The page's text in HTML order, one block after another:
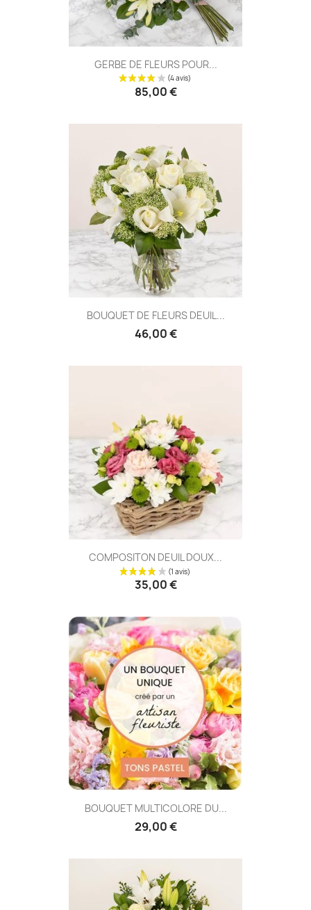
GERBE DE FLEURS POUR...
85,00 €
BOUQUET DE FLEURS DEUIL...
46,00 €
COMPOSITON DEUIL DOUX...
35,00 €
BOUQUET MULTICOLORE DU...
29,00 €